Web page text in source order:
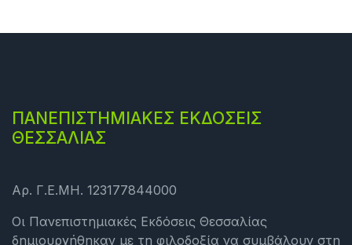
ΠΑΝΕΠΙΣΤΗΜΙΑΚΕΣ ΕΚΔΟΣΕΙΣ
ΘΕΣΣΑΛΙΑΣ
Αρ. Γ.Ε.ΜΗ. 123177844000
Οι Πανεπιστημιακές Εκδόσεις Θεσσαλίας
δημιουργήθηκαν με τη φιλοδοξία να συμβάλουν στη